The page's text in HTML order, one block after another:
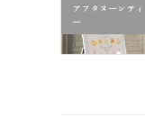
アフタヌーンティ
ー